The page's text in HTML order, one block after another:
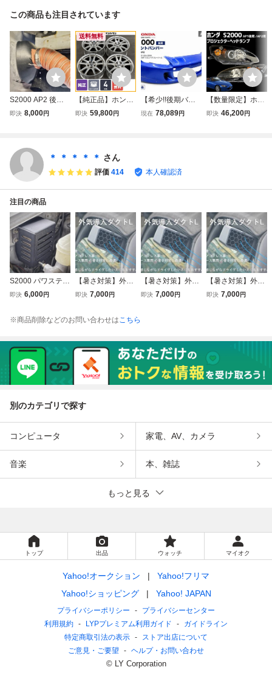
この商品も注目されています
S2000 AP2 後期
バンパー 用 ブレ
即決 8,000円
送料無料
【純正品】ホンダ
AP2 S2000 後期
ーマル戻し 交換用
納可能
即決 59,800円
【希少!!後期バン
パー!!】HONDA
パール 外装 即納
現在 78,089円
【数量限定】ホン
ダ S2000 プロジ
即決 46,200円
＊ ＊ ＊ ＊ ＊ さん
評価 414 本人確認済
注目の商品
S2000 パワステコ
ンピュータ カバー
即決 6,000円
【暑さ対策】外気
導入ダクト エアコ
10 SXE10 SW20
s14 s15 r31 r32 r3
3 r34 等
即決 7,000円
【暑さ対策】外気
導入ダクト 旧車 E
F4 BB6 他
即決 7,000円
【暑さ対策】外気
導入ダクト 旧車 z
ニトラ 他
即決 7,000円
※商品削除などのお問い合わせはこちら
別のカテゴリで探す
コンピュータ 家電、AV、カメラ
音楽 本、雑誌
もっと見る
トップ 出品 ウォッチ マイオク
Yahoo!オークション
Yahoo!フリマ
Yahoo!ショッピング
Yahoo! JAPAN
プライバシーポリシー
プライバシーセンター
利用規約
LYPプレミアム利用ガイド
ガイドライン
特定商取引法の表示
ストア出店について
ご意見・ご要望
ヘルプ・お問い合わせ
© LY Corporation